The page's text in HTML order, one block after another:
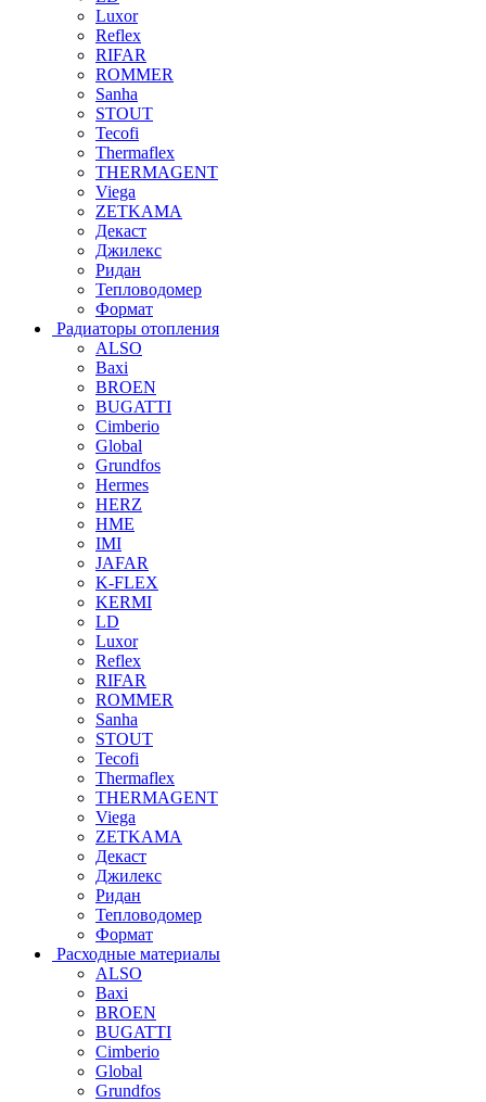
Luxor
Reflex
RIFAR
ROMMER
Sanha
STOUT
Tecofi
Thermaflex
THERMAGENT
Viega
ZETKAMA
Декаст
Джилекс
Ридан
Тепловодомер
Формат
Радиаторы отопления
ALSO
Baxi
BROEN
BUGATTI
Cimberio
Global
Grundfos
Hermes
HERZ
HME
IMI
JAFAR
K-FLEX
KERMI
LD
Luxor
Reflex
RIFAR
ROMMER
Sanha
STOUT
Tecofi
Thermaflex
THERMAGENT
Viega
ZETKAMA
Декаст
Джилекс
Ридан
Тепловодомер
Формат
Расходные материалы
ALSO
Baxi
BROEN
BUGATTI
Cimberio
Global
Grundfos